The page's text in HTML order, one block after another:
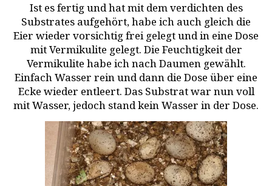
Ist es fertig und hat mit dem verdichten des
Substrates aufgehört, habe ich auch gleich die
Eier wieder vorsichtig frei gelegt und in eine Dose
mit Vermikulite gelegt. Die Feuchtigkeit der
Vermikulite habe ich nach Daumen gewählt.
Einfach Wasser rein und dann die Dose über eine
Ecke wieder entleert. Das Substrat war nun voll
mit Wasser, jedoch stand kein Wasser in der Dose.